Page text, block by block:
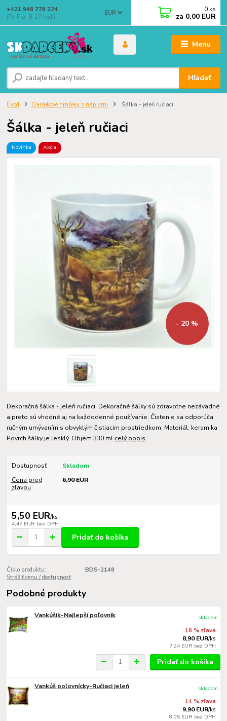
Menu
EUR
Hľadať
+421 948 776 224
(Po-Pia, 8-17 hod.)
0 ks
za 0,00 EUR
Úvod Darčekové hrnčeky s nápismi Šálka - jeleň ručiaci
Šálka - jeleň ručiaci
Novinka Akcia
- 20 %
Dekoračná šálka - jeleň ručiaci. Dekoračné šálky sú zdravotne nezávadné
a preto sú vhodné aj na každodenné používanie. Čistenie sa odporúča
ručným umývaním s obvyklým čistiacim prostriedkom. Materiál: keramika
Povrch šálky je lesklý. Objem 330 ml celý popis
Dostupnosť
Skladom
Cena pred
zľavou
6,90 EUR
5,50 EUR/ks
4,47 EUR bez DPH
Pridať do košíka
Číslo produktu:
BDS-2148
Strážiť cenu / dostupnosť
Podobné produkty
Vankúšik-Najlepší poľovník
18 % zľava
8,90 EUR/ks
7,24 EUR bez DPH
skladom
Pridať do košíka
Vankúš poľovnícky-Ručiaci jeleň
14 % zľava
9,90 EUR/ks
8,05 EUR bez DPH
skladom